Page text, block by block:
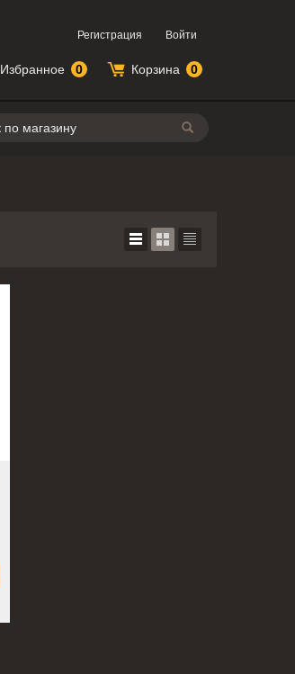
Поиск
Избранное 0 Корзина 0
Регистрация Войти